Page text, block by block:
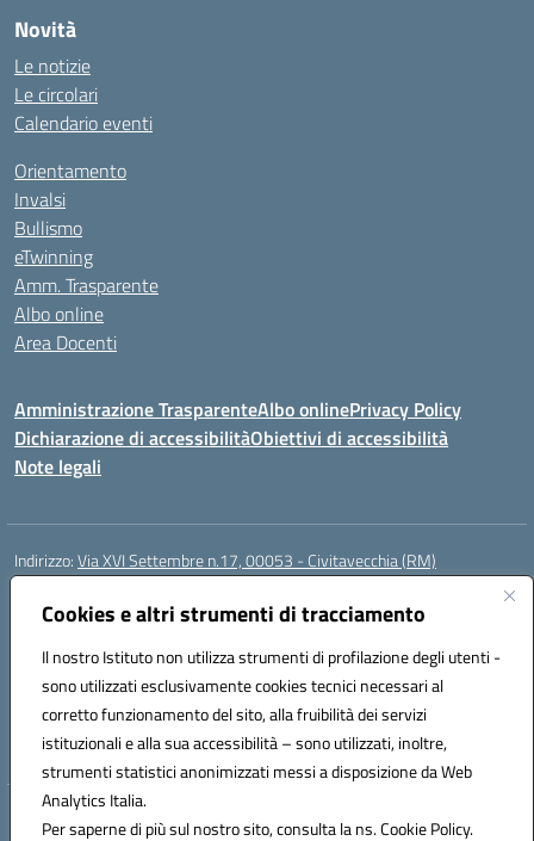
Cookies e altri strumenti di tracciamento
Il nostro Istituto non utilizza strumenti di profilazione degli utenti -
sono utilizzati esclusivamente cookies tecnici necessari al
corretto funzionamento del sito, alla fruibilità dei servizi
istituzionali e alla sua accessibilità – sono utilizzati, inoltre,
strumenti statistici anonimizzati messi a disposizione da Web
Analytics Italia.
Per saperne di più sul nostro sito, consulta la ns. Cookie Policy.
Novità
Le notizie
Le circolari
Calendario eventi
Orientamento
Invalsi
Bullismo
eTwinning
Amm. Trasparente
Albo online
Area Docenti
Amministrazione TrasparenteAlbo onlinePrivacy Policy
Dichiarazione di accessibilitàObiettivi di accessibilità
Note legali
Indirizzo:Via XVI Settembre n.17, 00053 - Civitavecchia (RM)
Centralino:
Posta elettronica certificata (PEC):rmic8gq00r@pec.istruzione.it
Codice fiscale: 91064900581
Codice meccanografico:RMIC8GQ00R
Codice Indice delle Pubbliche Amministrazioni (IPA): istsc_rmic8gq00r
Codice unico di fatturazione (CUF): UFQ3FK
Hosting & Powered by 3D Solution S.r.l.